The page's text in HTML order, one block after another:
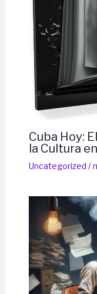
Cuba Hoy:
la Cultura
Uncategorized /